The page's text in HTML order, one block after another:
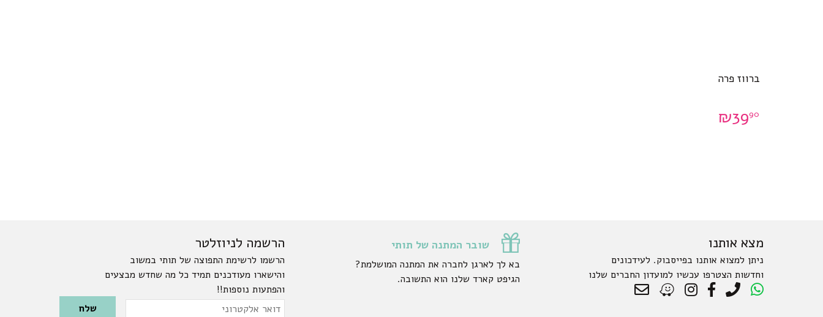
ברווז פרה
₪3990
מצא אותנו
ניתן למצוא אותנו בפייסבוק. לעידכונים
וחדשות הצטרפו עכשיו למועדון החברים שלנו
שובר המתנה של תותי
בא לך לארגן לחברה את המתנה המושלמת?
הגיפט קארד שלנו הוא התשובה.
הרשמה לניוזלטר
הרשמו לרשימת התפוצה של תותי במשוב
והישארו מעודכנים תמיד כל מה שחדש מבצעים
והפתעות נוספות!!
Please leave this field empty.